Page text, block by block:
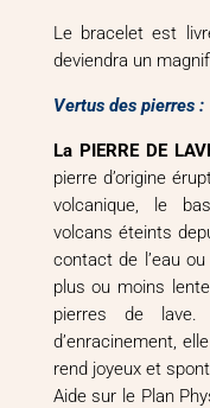
Le bracelet est
deviendra un
Vertus des pierres :
La PIERRE DE
pierre d’origine
volcanique, le
volcans éteints
contact de l’eau
plus ou moins
pierres de lave.
d’enracinement,
rend joyeux et
Aide sur le Plan